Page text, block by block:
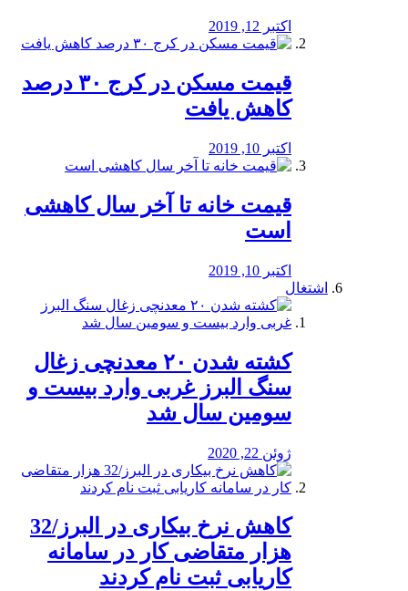
اکتبر 12, 2019
️قیمت مسکن در کرج ۳۰ درصد
کاهش یافت
اکتبر 10, 2019
قیمت خانه تا آخر سال کاهشی
است
اکتبر 10, 2019
اشتغال
کشته شدن ۲۰ معدنچی زغال
سنگ البرز غربی وارد بیست و
سومین سال شد
ژوئن 22, 2020
کاهش نرخ بیکاری در البرز/32
هزار متقاضی کار در سامانه
کاریابی ثبت نام کردند